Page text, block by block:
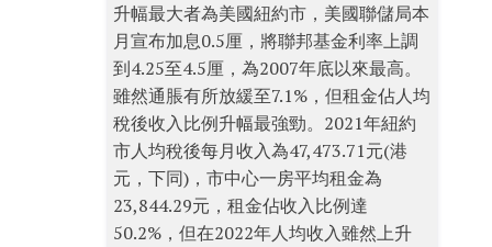
升幅最大者為美國紐約市，美國聯儲局本
月宣布加息0.5厘，將聯邦基金利率上調
到4.25至4.5厘，為2007年底以來最高。
雖然通脹有所放緩至7.1%，但租金佔人均
稅後收入比例升幅最強勁。2021年紐約
市人均稅後每月收入為47,473.71元(港
元，下同)，市中心一房平均租金為
23,844.29元，租金佔收入比例達
50.2%，但在2022年人均收入雖然上升